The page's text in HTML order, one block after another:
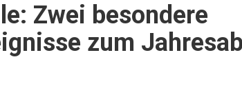
Zwei besondere
zum